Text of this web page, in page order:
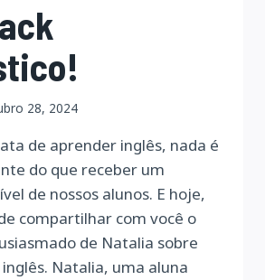
28, 2024
de aprender inglês, nada é
do que receber um
de nossos alunos. E hoje,
compartilhar com você o
de Natalia sobre
inglês. Natalia, uma aluna